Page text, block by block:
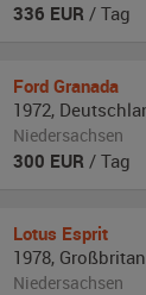
336 EUR / Tag
Ford Granada
1972,
Niedersachsen
300 EUR / Tag
Lotus Esprit
1978,
Niedersachsen